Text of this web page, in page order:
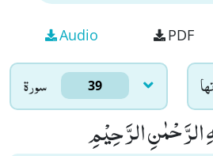
Audio PDF
سورۃ 39
الرَّحْمٰنِ الرَّحِیْمِ